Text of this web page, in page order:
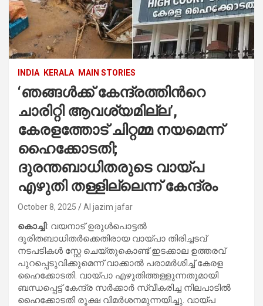
INDIA KERALA MAIN STORIES
‘ഞങ്ങൾക്ക് കേന്ദ്രത്തിന്‍റെ
ചാരിറ്റി ആവശ്യമില്ല’,
കേരളത്തോട് ചിറ്റമ്മ നയമെന്ന്
ഹൈക്കോടതി;
ദുരന്തബാധിതരുടെ വായ്പ
എഴുതി തള്ളില്ലെന്ന് കേന്ദ്രം
October 8, 2025 Al jazim jafar
കൊച്ചി: വയനാട് ഉരുൾപൊട്ടൽ
ദുരിതബാധിതർക്കെതിരായ വായ്പാ തിരിച്ചടവ്
നടപടികൾ സ്റ്റേ ചെയ്തുകൊണ്ട് ഇടക്കാല ഉത്തരവ്
പുറപ്പെടുവിക്കുമെന്ന് വാക്കാൽ പരാമർശിച്ച് കേരള
ഹൈക്കോടതി. വായ്പാ എഴുതിത്തള്ളുന്നതുമായി
ബന്ധപ്പെട്ട് കേന്ദ്ര സർക്കാർ സ്വീകരിച്ച നിലപാടിൽ
ഹൈക്കോടതി രൂക്ഷ വിമർശനമുന്നയിച്ചു. വായ്പ